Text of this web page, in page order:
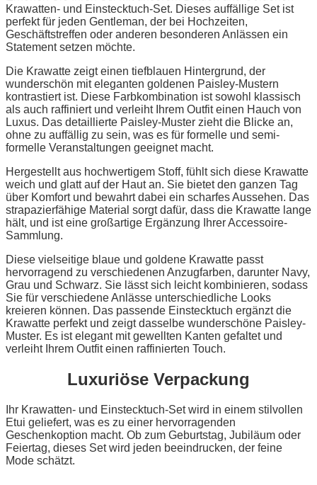
Krawatten- und Einstecktuch-Set. Dieses auffällige Set ist
perfekt für jeden Gentleman, der bei Hochzeiten,
Geschäftstreffen oder anderen besonderen Anlässen ein
Statement setzen möchte.
Die Krawatte zeigt einen tiefblauen Hintergrund, der
wunderschön mit eleganten goldenen Paisley-Mustern
kontrastiert ist. Diese Farbkombination ist sowohl klassisch
als auch raffiniert und verleiht Ihrem Outfit einen Hauch von
Luxus. Das detaillierte Paisley-Muster zieht die Blicke an,
ohne zu auffällig zu sein, was es für formelle und semi-
formelle Veranstaltungen geeignet macht.
Hergestellt aus hochwertigem Stoff, fühlt sich diese Krawatte
weich und glatt auf der Haut an. Sie bietet den ganzen Tag
über Komfort und bewahrt dabei ein scharfes Aussehen. Das
strapazierfähige Material sorgt dafür, dass die Krawatte lange
hält, und ist eine großartige Ergänzung Ihrer Accessoire-
Sammlung.
Diese vielseitige blaue und goldene Krawatte passt
hervorragend zu verschiedenen Anzugfarben, darunter Navy,
Grau und Schwarz. Sie lässt sich leicht kombinieren, sodass
Sie für verschiedene Anlässe unterschiedliche Looks
kreieren können. Das passende Einstecktuch ergänzt die
Krawatte perfekt und zeigt dasselbe wunderschöne Paisley-
Muster. Es ist elegant mit gewellten Kanten gefaltet und
verleiht Ihrem Outfit einen raffinierten Touch.
Luxuriöse Verpackung
Ihr Krawatten- und Einstecktuch-Set wird in einem stilvollen
Etui geliefert, was es zu einer hervorragenden
Geschenkoption macht. Ob zum Geburtstag, Jubiläum oder
Feiertag, dieses Set wird jeden beeindrucken, der feine
Mode schätzt.